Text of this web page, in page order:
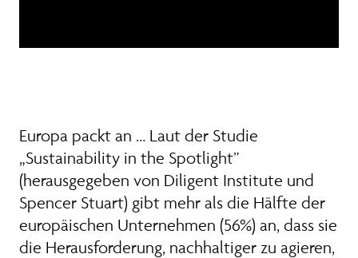
Europa packt an … Laut der Studie
„Sustainability in the Spotlight”
(herausgegeben von Diligent Institute und
Spencer Stuart) gibt mehr als die Hälfte der
europäischen Unternehmen (56%) an, dass sie
die Herausforderung, nachhaltiger zu agieren,